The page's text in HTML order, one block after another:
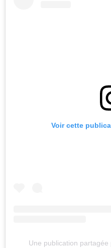
Voir cette
Une publication partagée